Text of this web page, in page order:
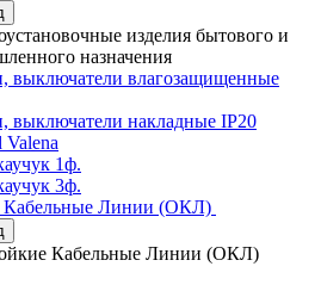
изделия бытового и
назначения
выключатели влагозащищенные
выключатели накладные IP20
Valena
1ф.
3ф.
Кабельные Линии (ОКЛ)
Кабельные Линии (ОКЛ)